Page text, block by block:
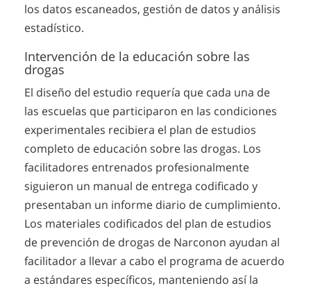
los datos escaneados, gestión de datos y análisis
estadístico.
Intervención de la educación sobre las
drogas
El diseño del estudio requería que cada una de
las escuelas que participaron en las condiciones
experimentales recibiera el plan de estudios
completo de educación sobre las drogas. Los
facilitadores entrenados profesionalmente
siguieron un manual de entrega codificado y
presentaban un informe diario de cumplimiento.
Los materiales codificados del plan de estudios
de prevención de drogas de Narconon ayudan al
facilitador a llevar a cabo el programa de acuerdo
a estándares específicos, manteniendo así la